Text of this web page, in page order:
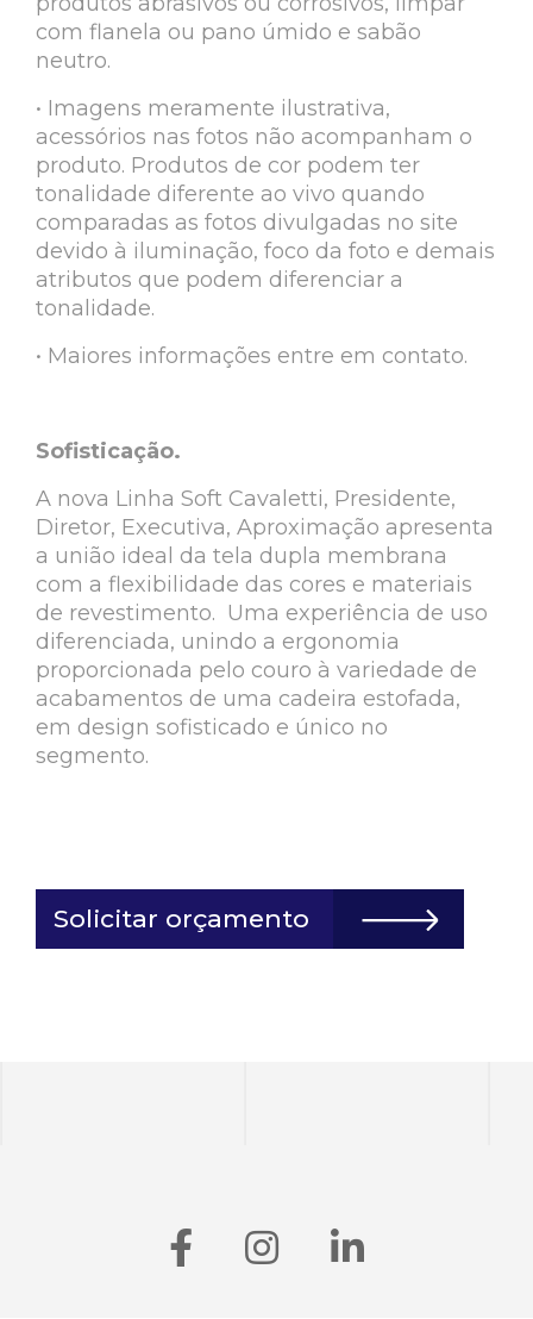
com flanela ou pano úmido e sabão
neutro.
• Imagens meramente ilustrativa,
acessórios nas fotos não acompanham o
produto. Produtos de cor podem ter
tonalidade diferente ao vivo quando
comparadas as fotos divulgadas no site
devido à iluminação, foco da foto e demais
atributos que podem diferenciar a
tonalidade.
• Maiores informações entre em contato.
Sofisticação.
A nova Linha Soft Cavaletti, Presidente,
Diretor, Executiva, Aproximação apresenta
a união ideal da tela dupla membrana
com a flexibilidade das cores e materiais
de revestimento. Uma experiência de uso
diferenciada, unindo a ergonomia
proporcionada pelo couro à variedade de
acabamentos de uma cadeira estofada,
em design sofisticado e único no
segmento.
Solicitar orçamento